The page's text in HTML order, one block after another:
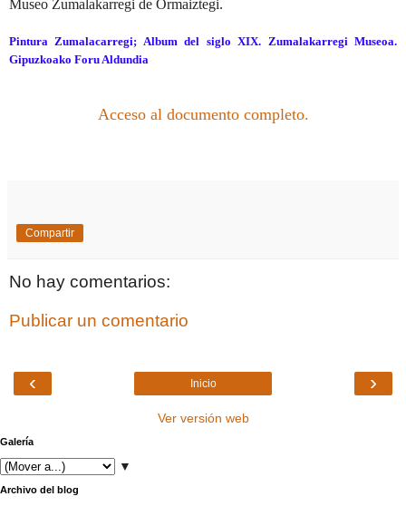
Museo Zumalakarregi de Ormaiztegi.
Pintura Zumalacarregi; Album del siglo XIX. Zumalakarregi Museoa.
Gipuzkoako Foru Aldundia
Acceso al documento completo.
Compartir
No hay comentarios:
Publicar un comentario
‹ ›
Inicio
Ver versión web
Galería
▼
Archivo del blog